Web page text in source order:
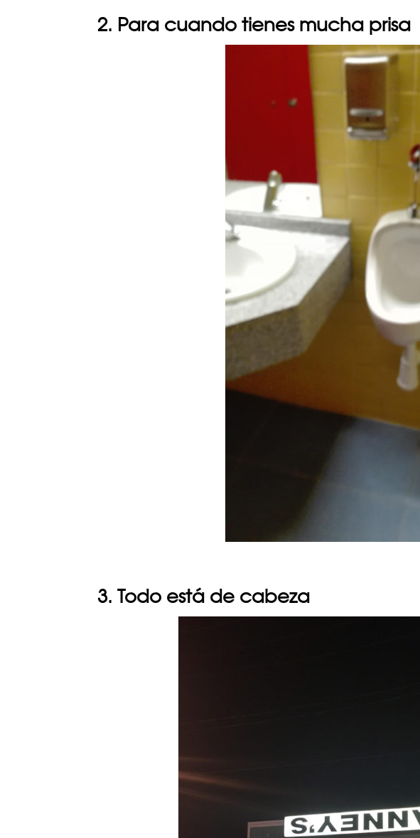
2. Para cuando tienes mucha prisa
3. Todo está de cabeza